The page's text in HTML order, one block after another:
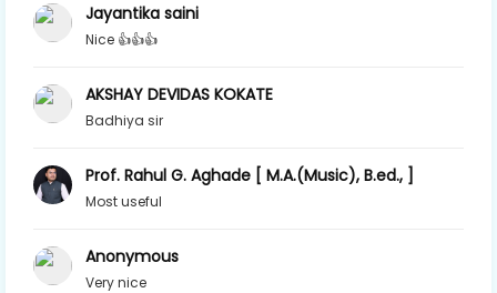
Jayantika saini
Nice 👍👍👍
AKSHAY DEVIDAS KOKATE
Badhiya sir
Prof. Rahul G. Aghade [ M.A.(Music), B.ed., ]
Most useful
Anonymous
Very nice